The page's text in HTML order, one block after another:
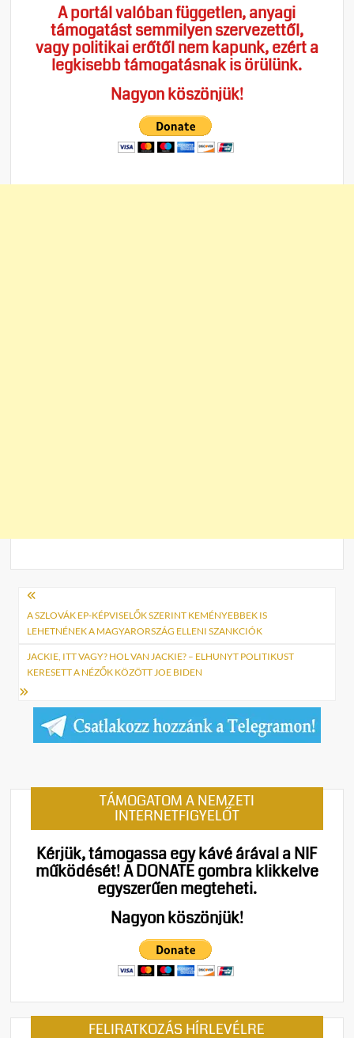
A portál valóban független, anyagi
támogatást semmilyen szervezettől,
vagy politikai erőtől nem kapunk, ezért a
legkisebb támogatásnak is örülünk.
Nagyon köszönjük!
Bejegyzés
navigáció
A SZLOVÁK EP-KÉPVISELŐK SZERINT KEMÉNYEBBEK IS
LEHETNÉNEK A MAGYARORSZÁG ELLENI SZANKCIÓK
JACKIE, ITT VAGY? HOL VAN JACKIE? – ELHUNYT POLITIKUST
KERESETT A NÉZŐK KÖZÖTT JOE BIDEN
TÁMOGATOM A NEMZETI
INTERNETFIGYELŐT
Kérjük, támogassa egy kávé árával a NIF
működését!A DONATE gombra klikkelve
egyszerűen megteheti.
Nagyon köszönjük!
FELIRATKOZÁS HÍRLEVÉLRE